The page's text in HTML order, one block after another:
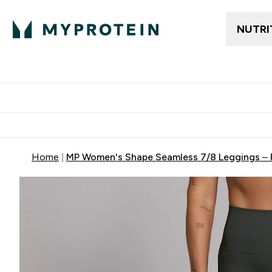
Home MP Women's Shape Seamless 7/8 Leggings –